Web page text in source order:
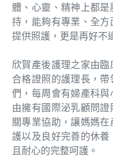
體、心靈、精神上都
持，能夠有專業、全
提供照護，更是再好不
欣賀產後護理之家由
合格證照的護理長，
們，每周會有婦產科與
由擁有國際泌乳顧問
關專業協助，讓媽媽
護以及良好完善的休
且耐心的完整呵護。